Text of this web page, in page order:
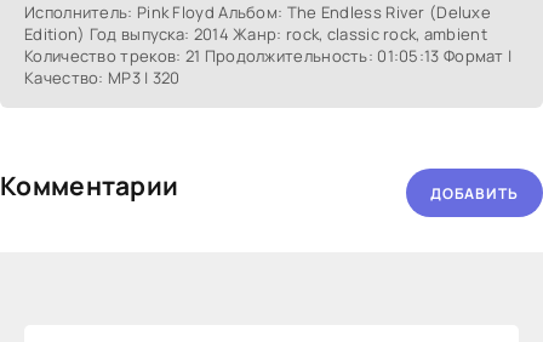
Исполнитель: Pink Floyd Альбом: The Endless River (Deluxe
Edition) Год выпуска: 2014 Жанр: rock, classic rock, ambient
Количество треков: 21 Продолжительность: 01:05:13 Формат |
Качество: MP3 | 320
Комментарии ДОБАВИТЬ